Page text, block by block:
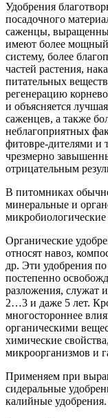
Удобрения
посадочного
саженцы,
имеют более мощный
систему, более
частей растения,
питательных
регенерацию
и объясняется
саженцев, а также
неблагоприятных
фитовре-дителями и
чрезмерно
отрицательным
В питомниках
минеральные и
Органические
относят навоз,
др. Эти удобрения
постепенно
разложения, служат
2…3 и даже 5 лет.
многостороннее
органическими
химические
микроорганизмов и
Применяем при
сидеральные
калийные удобрения.